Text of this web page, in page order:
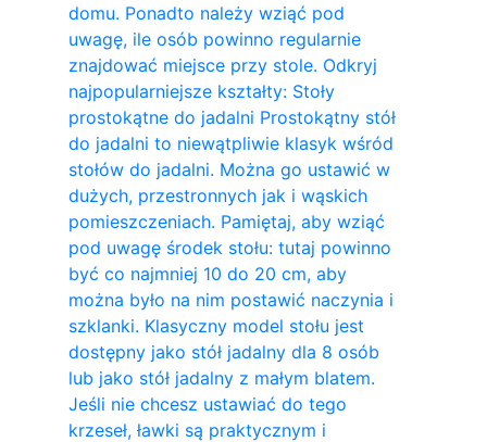
domu. Ponadto należy wziąć pod
uwagę, ile osób powinno regularnie
znajdować miejsce przy stole. Odkryj
najpopularniejsze kształty: Stoły
prostokątne do jadalni Prostokątny stół
do jadalni to niewątpliwie klasyk wśród
stołów do jadalni. Można go ustawić w
dużych, przestronnych jak i wąskich
pomieszczeniach. Pamiętaj, aby wziąć
pod uwagę środek stołu: tutaj powinno
być co najmniej 10 do 20 cm, aby
można było na nim postawić naczynia i
szklanki. Klasyczny model stołu jest
dostępny jako stół jadalny dla 8 osób
lub jako stół jadalny z małym blatem.
Jeśli nie chcesz ustawiać do tego
krzeseł, ławki są praktycznym i